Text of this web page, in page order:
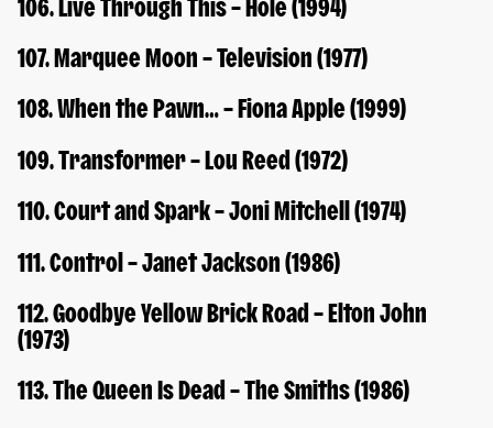
106. Live Through This – Hole (1994)
107. Marquee Moon – Television (1977)
108. When the Pawn… – Fiona Apple (1999)
109. Transformer – Lou Reed (1972)
110. Court and Spark – Joni Mitchell (1974)
111. Control – Janet Jackson (1986)
112. Goodbye Yellow Brick Road – Elton John
(1973)
113. The Queen Is Dead – The Smiths (1986)